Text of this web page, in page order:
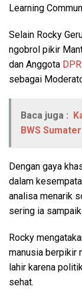
Learning
Selain Rocky
ngobrol pikir
dan Anggota DPR
sebagai
Baca juga :
BWS
Dengan gaya
dalam
analisa menarik
sering ia
Rocky
manusia berpikir
lahir karena
sehat.